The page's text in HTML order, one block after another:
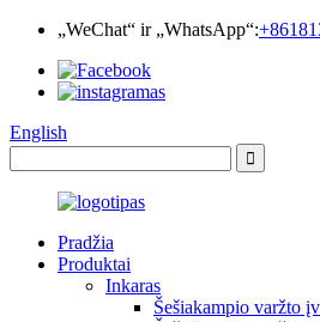
„WeChat“ ir „WhatsApp“:
English
Pradžia
Produktai
Inkaras
Šešiakampio varžto